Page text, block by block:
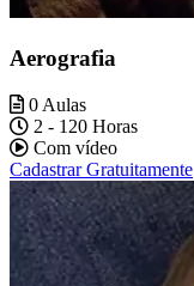
Aerografia
0 Aulas
2 - 120 Horas
Com vídeo
Cadastrar Gratuitamente